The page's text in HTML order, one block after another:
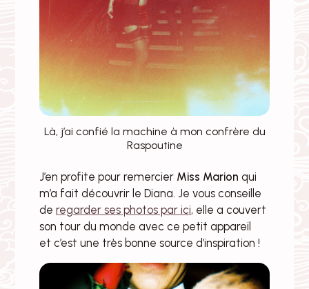
Là, j’ai confié la machine à mon confrère du
Raspoutine
J’en profite pour remercier Miss Marion qui
m’a fait découvrir le Diana. Je vous conseille
de regarder ses photos par ici, elle a couvert
son tour du monde avec ce petit appareil
et c’est une très bonne source d’inspiration !